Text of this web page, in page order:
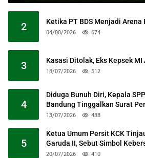
2 Ketika PT BDS Menjadi
04/08/2026 674
3 Kasasi Ditolak, Eks Kepsek
18/07/2026 512
4
Diduga Bunuh Diri, Kepala
Bandung Tinggalkan Surat
13/07/2026 488
5
Ketua Umum Persit KCK
Garuda II, Sebut Simbol
20/07/2026 410